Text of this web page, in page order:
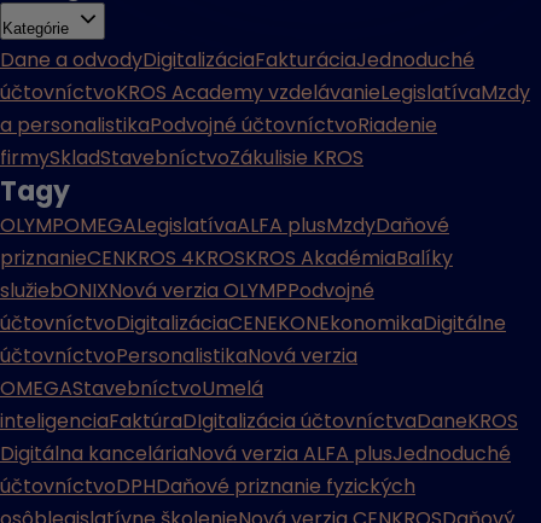
Kategórie
Dane a odvodyDigitalizáciaFakturáciaJednoduché
účtovníctvoKROS Academy vzdelávanieLegislatívaMzdy
a personalistikaPodvojné účtovníctvoRiadenie
firmySkladStavebníctvoZákulisie KROS
Tagy
OLYMPOMEGALegislatívaALFA plusMzdyDaňové
priznanieCENKROS 4KROSKROS AkadémiaBalíky
služiebONIXNová verzia OLYMPPodvojné
účtovníctvoDigitalizáciaCENEKONEkonomikaDigitálne
účtovníctvoPersonalistikaNová verzia
OMEGAStavebníctvoUmelá
inteligenciaFaktúraDIgitalizácia účtovníctvaDaneKROS
Digitálna kanceláriaNová verzia ALFA plusJednoduché
účtovníctvoDPHDaňové priznanie fyzických